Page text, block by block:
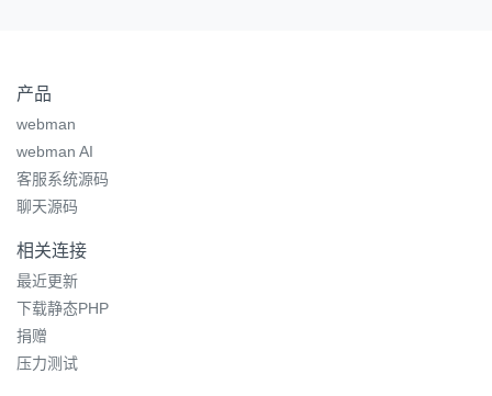
产品
webman
webman AI
客服系统源码
聊天源码
相关连接
最近更新
下载静态PHP
捐赠
压力测试